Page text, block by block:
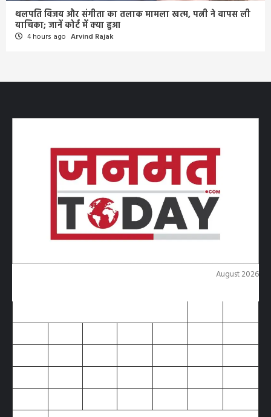
थलपति विजय और संगीता का तलाक मामला खत्म, पत्नी ने वापस ली
याचिका; जानें कोर्ट में क्या हुआ
4 hours ago Arvind Rajak
August 2026